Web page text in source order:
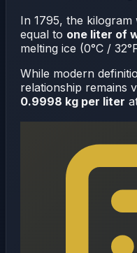
In 1795, the kilogram
equal to one liter of
melting ice (0°C /
While modern
relationship remains
0.9998 kg per liter